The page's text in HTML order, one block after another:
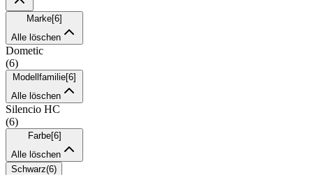
Marke[6]
Alle löschen
Dometic
(6)
Modellfamilie[6]
Alle löschen
Silencio HC
(6)
Farbe[6]
Alle löschen
Schwarz(6)